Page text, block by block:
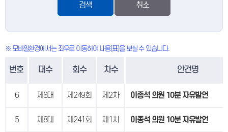
검색
※ 모바일환경에서는 좌우로 이동하여 내용(표)을 보실 수 있습니다.
번호 대수 회수 차수 안건명
6 제8대 제249회 제2차 이종석 의원 10분 자유발언
5 제8대 제241회 제1차 이종석 의원 10분 자유발언